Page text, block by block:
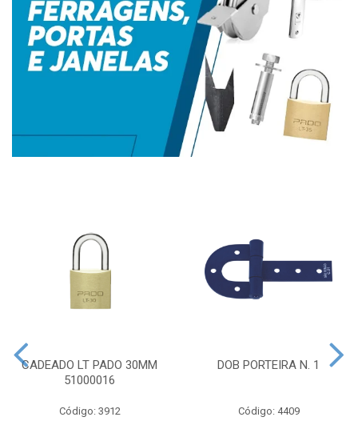
CADEADO LT PADO 30MM
51000016
Código: 3912
DOB PORTEIRA N. 1
Código: 4409